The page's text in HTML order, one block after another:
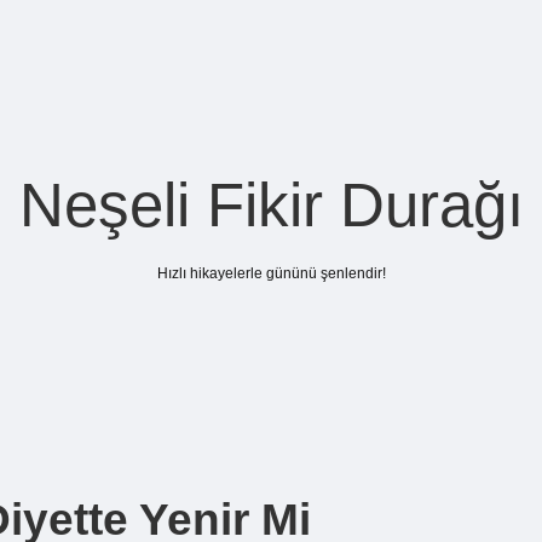
Neşeli Fikir Durağı
Hızlı hikayelerle gününü şenlendir!
Yenir Mi